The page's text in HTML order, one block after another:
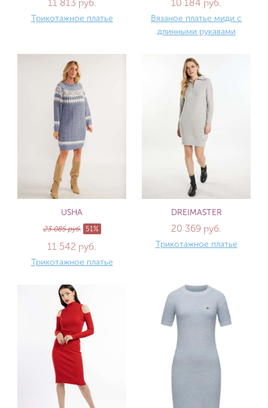
11 813 руб.
Трикотажное платье
10 184 руб.
Вязаное платье миди с
длинными рукавами
USHA
23 085 руб. 51%
11 542 руб.
Трикотажное платье
DREIMASTER
20 369 руб.
Трикотажное платье